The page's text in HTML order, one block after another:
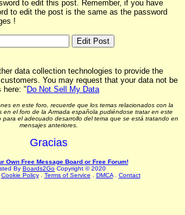
to edit this post. Remember, if you have
to edit the post is the same as the password
!
data collection technologies to provide the
You may request that your data not be
here: " Do Not Sell My Data
en este foro, recuerde que los temas relacionados con la
en el foro de la Armada española pudiéndose tratar en este
para el adecuado desarrollo del tema que se está tratando en
mensajes anteriores.
Gracias
Own Free Message Board or Free Forum!
By Boards2Go Copyright © 2020
Cookie Policy. Terms of Service DMCA. Contact